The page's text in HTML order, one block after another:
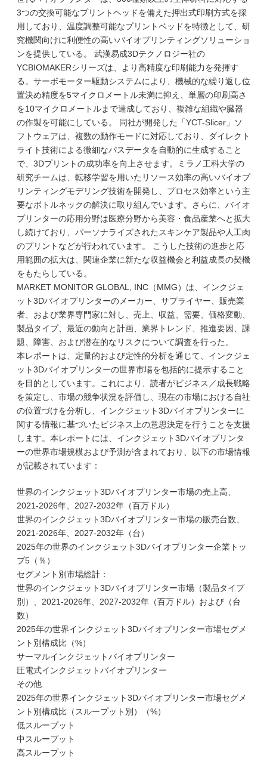
3つの交換可能なプリントヘッドを備えた押出式印刷方式を採
用しており、温度調整可能なプリントベッドを特徴として、研
究機関向けに利便性の高いバイオプリンティングソリューショ
ンを提供している。 武漢易成3Dテクノロジー社の
YCBIOMAKERシリーズは、より高精度な印刷能力を発揮す
る。サーボモーター駆動システムにより、機械的な繰り返し位
置決め精度を5マイクロメートル未満に抑え、単層の印刷高さ
を10マイクロメートルまで達成しており、複雑な組織や臓器
の作製を可能にしている。 同社が開発した「YCT-Slicer」ソ
フトウェアは、複数の動作モードに対応しており、ダイレクト
ライト技術による微細なパスデータを自動的に生成すること
で、3Dプリントの成功率を向上させます。ミラノ工科大学の
研究チームは、転移学習を用いたリソース効率の高いバイオプ
リンティングモデリング技術を開発し、プロセス効率という主
要なボトルネックの解決に取り組んでいます。さらに、バイオ
プリンターの応用分野は医療分野から美容・食品産業へと拡大
し続けており、パーソナライズされたスキンケア製品や人工肉
のプリントなどが行われています。 こうした技術の進歩と応
用範囲の拡大は、関連企業に新たな収益機会と利益成長の契機
をもたらしている。
MARKET MONITOR GLOBAL, INC（MMG）は、インクジェ
ット3Dバイオプリンターのメーカー、サプライヤー、販売業
者、および業界専門家に対し、売上、収益、需要、価格変動、
製品タイプ、最近の動向と計画、業界トレンド、推進要因、課
題、障害、および潜在的なリスクについて調査を行った。
本レポートは、定量的および定性的分析を通じて、インクジェ
ット3Dバイオプリンターの世界市場を包括的に提示すること
を目的としています。これにより、読者がビジネス／成長戦略
を策定し、市場の競争状況を評価し、現在の市場における自社
の位置づけを分析し、インクジェット3Dバイオプリンターに
関する情報に基づいたビジネス上の意思決定を行うことを支援
します。本レポートには、インクジェット3Dバイオプリンタ
ーの世界市場規模および予測が含まれており、以下の市場情報
が記載されています：
世界のインクジェット3Dバイオプリンター市場の売上高、
2021-2026年、2027-2032年（百万ドル）
世界のインクジェット3Dバイオプリンター市場の販売台数、
2021-2026年、2027-2032年（台）
2025年の世界のインクジェット3Dバイオプリンター企業トッ
プ5（％）
セグメント別市場総計：
世界のインクジェット3Dバイオプリンター市場（製品タイプ
別）、2021-2026年、2027-2032年（百万ドル）および（台
数）
2025年の世界インクジェット3Dバイオプリンター市場セグメ
ント別構成比（%）
サーマルインクジェットバイオプリンター
圧電式インクジェットバイオプリンター
その他
2025年の世界インクジェット3Dバイオプリンター市場セグメ
ント別構成比（スループット別）（%）
低スループット
中スループット
高スループット